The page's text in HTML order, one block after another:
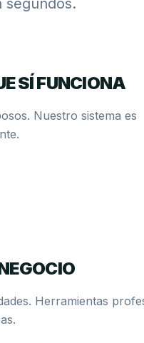
segundos.
SÍ FUNCIONA
Nuestro sistema es
Herramientas